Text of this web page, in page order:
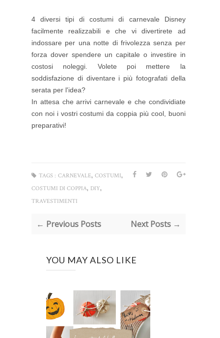
4 diversi tipi di costumi di carnevale Disney
facilmente realizzabili e che vi divertirete ad
indossare per una notte di frivolezza senza per
forza dover spendere un capitale o investire in
costosi noleggi. Volete poi mettere la
soddisfazione di diventare i più fotografati della
serata per l'idea?
In attesa che arrivi carnevale e che condividiate
con noi i vostri costumi da coppia più cool, buoni
preparativi!
TAGS : CARNEVALE, COSTUMI,
COSTUMI DI COPPIA, DIY,
TRAVESTIMENTI
← Previous Posts Next Posts →
YOU MAY ALSO LIKE